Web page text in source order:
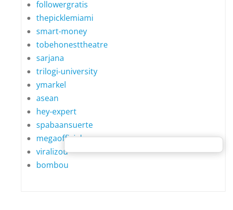
followergratis
thepicklemiami
smart-money
tobehonesttheatre
sarjana
trilogi-university
ymarkel
asean
hey-expert
spabaansuerte
megaofficial
viralizou
bombou